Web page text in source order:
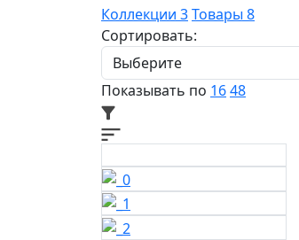
Коллекции 3Товары 8
Сортировать:
Показывать по 1648